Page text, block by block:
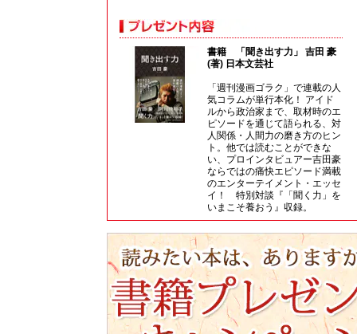
書籍 「聞き出す力」 吉田 豪
(著) 日本文芸社
「週刊漫画ゴラク」で連載の人
気コラムが単行本化！ アイド
ルから政治家まで、取材時のエ
ピソードを通じて語られる、対
人関係・人間力の磨き方のヒン
ト。他では読むことができな
い、プロインタビュアー吉田豪
ならではの痛快エピソード満載
のエンターテイメント・エッセ
イ！ 特別対談『「聞く力」を
いまこそ養おう』収録。